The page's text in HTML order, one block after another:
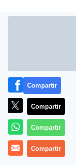
Estan hechos de
Compartir
Compartir
Compartir
Compartir